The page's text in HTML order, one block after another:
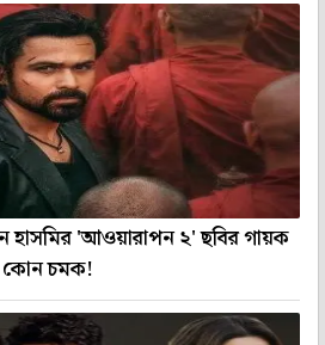
হাসমির 'আওয়ারাপন ২' ছবির গায়ক
কোন চমক!